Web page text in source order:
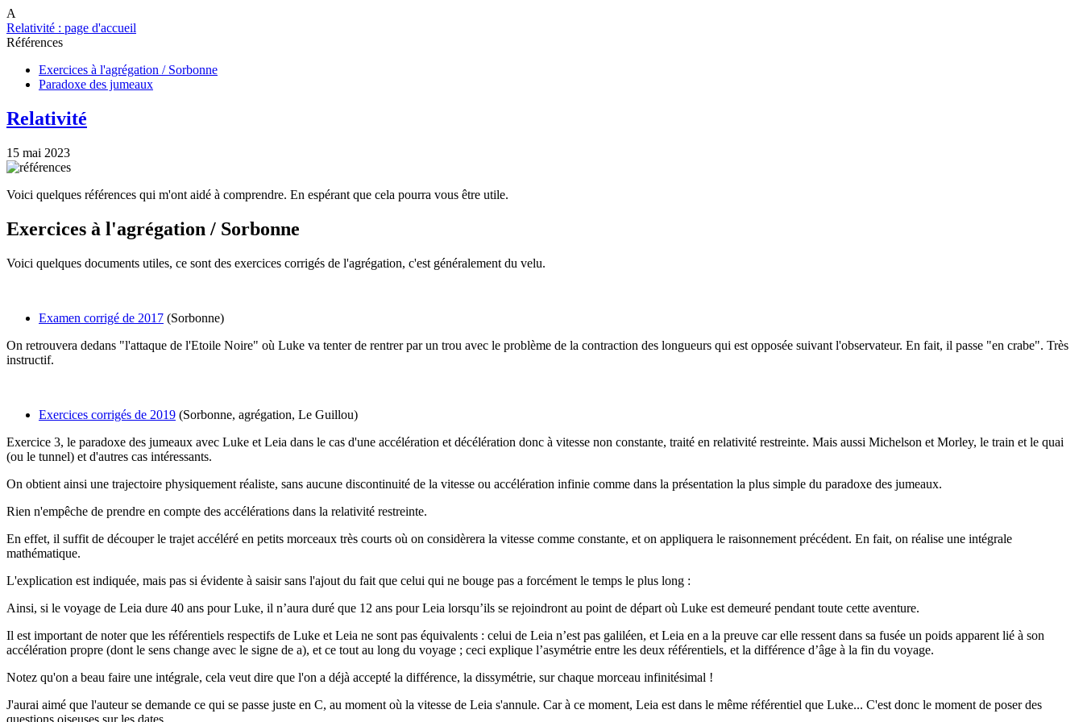
A
Relativité : page d'accueil
Références
Exercices à l'agrégation / Sorbonne
Paradoxe des jumeaux
Relativité
15 mai 2023
Voici quelques références qui m'ont aidé à comprendre. En espérant que cela pourra vous être utile.
Exercices à l'agrégation / Sorbonne
Voici quelques documents utiles, ce sont des exercices corrigés de l'agrégation, c'est généralement du velu.
Examen corrigé de 2017 (Sorbonne)
On retrouvera dedans "l'attaque de l'Etoile Noire" où Luke va tenter de rentrer par un trou avec le problème de la contraction des longueurs qui est opposée suivant l'observateur. En fait, il passe "en crabe". Très
instructif.
Exercices corrigés de 2019 (Sorbonne, agrégation, Le Guillou)
Exercice 3, le paradoxe des jumeaux avec Luke et Leia dans le cas d'une accélération et décélération donc à vitesse non constante, traité en relativité restreinte. Mais aussi Michelson et Morley, le train et le quai
(ou le tunnel) et d'autres cas intéressants.
On obtient ainsi une trajectoire physiquement réaliste, sans aucune discontinuité de la vitesse ou accélération infinie comme dans la présentation la plus simple du paradoxe des jumeaux.
Rien n'empêche de prendre en compte des accélérations dans la relativité restreinte.
En effet, il suffit de découper le trajet accéléré en petits morceaux très courts où on considèrera la vitesse comme constante, et on appliquera le raisonnement précédent. En fait, on réalise une intégrale
mathématique.
L'explication est indiquée, mais pas si évidente à saisir sans l'ajout du fait que celui qui ne bouge pas a forcément le temps le plus long :
Ainsi, si le voyage de Leia dure 40 ans pour Luke, il n’aura duré que 12 ans pour Leia lorsqu’ils se rejoindront au point de départ où Luke est demeuré pendant toute cette aventure.
Il est important de noter que les référentiels respectifs de Luke et Leia ne sont pas équivalents : celui de Leia n’est pas galiléen, et Leia en a la preuve car elle ressent dans sa fusée un poids apparent lié à son
accélération propre (dont le sens change avec le signe de a), et ce tout au long du voyage ; ceci explique l’asymétrie entre les deux référentiels, et la différence d’âge à la fin du voyage.
Notez qu'on a beau faire une intégrale, cela veut dire que l'on a déjà accepté la différence, la dissymétrie, sur chaque morceau infinitésimal !
J'aurai aimé que l'auteur se demande ce qui se passe juste en C, au moment où la vitesse de Leia s'annule. Car à ce moment, Leia est dans le même référentiel que Luke... C'est donc le moment de poser des
questions oiseuses sur les dates.